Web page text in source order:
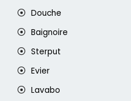
Douche
Baignoire
Sterput
Evier
Lavabo